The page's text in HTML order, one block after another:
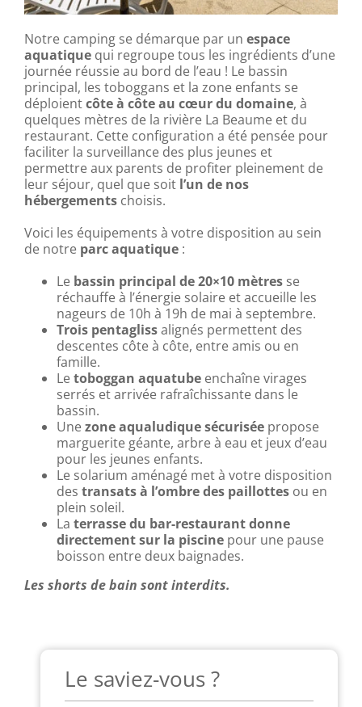
Notre camping se démarque par un espace
aquatiquequi regroupe tous les ingrédients d’une
journée réussie au bord de l’eau ! Le bassin
principal, les toboggans et la zone enfants se
déploientcôte à côte au cœur du domaine, à
quelques mètres de la rivière La Beaume et du
restaurant. Cette configuration a été pensée pour
faciliter la surveillance des plus jeunes et
permettre aux parents de profiter pleinement de
leur séjour, quel que soit l’un de nos
hébergementschoisis.
Voici les équipements à votre disposition au sein
de notre parc aquatique:
Le bassin principal de 20×10 mètresse
réchauffe à l’énergie solaire et accueille les
nageurs de 10h à 19h de mai à septembre.
Trois pentaglissalignés permettent des
descentes côte à côte, entre amis ou en
famille.
Letoboggan aquatubeenchaîne virages
serrés et arrivée rafraîchissante dans le
bassin.
Unezone aqualudique sécuriséepropose
marguerite géante, arbre à eau et jeux d’eau
pour les jeunes enfants.
Le solarium aménagé met à votre disposition
des transats à l’ombre des paillottesou en
plein soleil.
La terrasse du bar-restaurant donne
directement sur la piscinepour une pause
boisson entre deux baignades.
Les shorts de bain sont interdits.
Le saviez-vous ?